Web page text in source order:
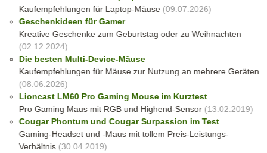
Kaufempfehlungen für Laptop-Mäuse (09.07.2026)
Geschenkideen für Gamer
Kreative Geschenke zum Geburtstag oder zu Weihnachten
(02.12.2024)
Die besten Multi-Device-Mäuse
Kaufempfehlungen für Mäuse zur Nutzung an mehrere Geräten
(08.06.2026)
Lioncast LM60 Pro Gaming Mouse im Kurztest
Pro Gaming Maus mit RGB und Highend-Sensor(13.02.2019)
Cougar Phontum und Cougar Surpassion im Test
Gaming-Headset und -Maus mit tollem Preis-Leistungs-
Verhältnis (30.04.2019)